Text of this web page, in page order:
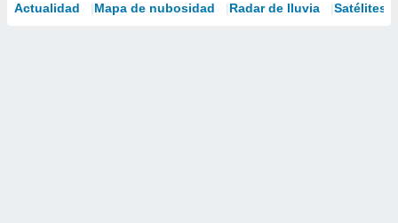
Actualidad Mapa de nubosidad Radar de lluvia Satélites